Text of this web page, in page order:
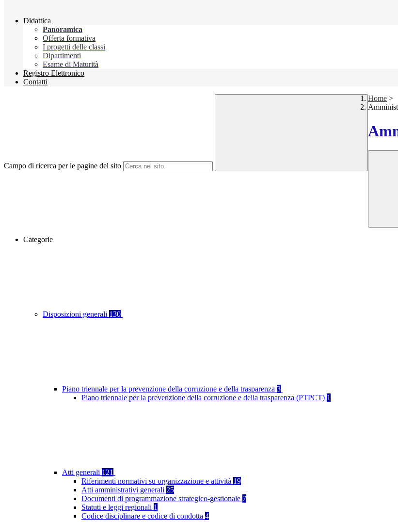
Didattica
Panoramica
Offerta formativa
I progetti delle classi
Dipartimenti
Esame di Maturità
Registro Elettronico
Contatti
Campo di ricerca per le pagine del sito
Home >
Categorie
Disposizioni generali 130
Piano triennale per la prevenzione della corruzione e della trasparenza 3
Piano triennale per la prevenzione della corruzione e della trasparenza (PTPCT) 1
Atti generali 121
Riferimenti normativi su organizzazione e attività 19
Atti amministrativi generali 25
Documenti di programmazione strategico-gestionale 7
Statuti e leggi regionali 1
Codice disciplinare e codice di condotta 4